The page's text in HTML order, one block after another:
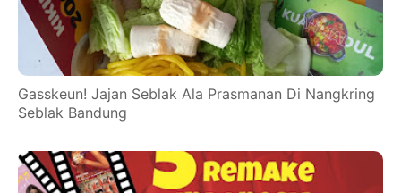
Gasskeun! Jajan Seblak Ala Prasmanan Di Nangkring
Seblak Bandung